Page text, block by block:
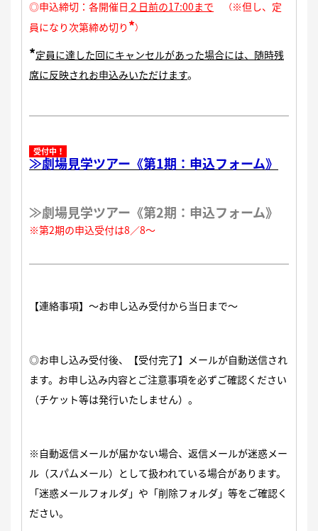
◎申込締切： 各開催日 ２日前の17:00まで （※但し、定
員になり次第締め切り *）
*定員に達した回にキャンセルがあった場合には、随時残
席に反映されお申込みいただけます。
受付中！
≫劇場見学ツアー《第1期：申込フォーム》
≫劇場見学ツアー《第2期：申込フォーム》
※第2期の申込受付は8／8〜
【連絡事項】〜お申し込み受付から当日まで〜
◎お申し込み受付後、【受付完了】メールが自動送信され
ます。 お申し込み内容とご注意事項を必ずご確認ください
（チケット等は発行いたしません）。
※自動返信メールが届かない場合、返信メールが迷惑メー
ル（スパムメール）として扱われている場合があります。
「迷惑メールフォルダ」や「削除フォルダ」等をご確認く
ださい。